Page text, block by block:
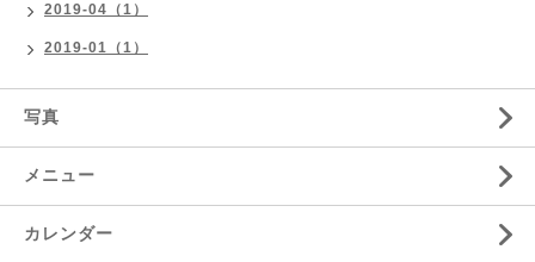
2019-04（1）
2019-01（1）
写真
メニュー
カレンダー